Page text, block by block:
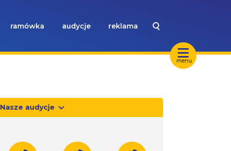
menu
ramówka audycje reklama
Nasze audycje